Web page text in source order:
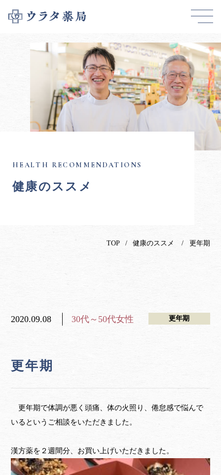
健康のススメ
TOP 健康のススメ 更年期
2020.09.08 30代～50代女性 更年期
更年期
更年期で体調が悪く頭痛、体の火照り、倦怠感で悩んで
いるというご相談をいただきました。
漢方薬を２週間分、お買い上げいただきました。